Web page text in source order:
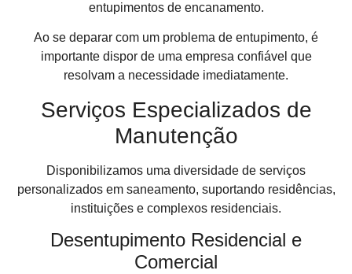
entupimentos de encanamento.
Ao se deparar com um problema de entupimento, é
importante dispor de uma empresa confiável que
resolvam a necessidade imediatamente.
Serviços Especializados de
Manutenção
Disponibilizamos uma diversidade de serviços
personalizados em saneamento, suportando residências,
instituições e complexos residenciais.
Desentupimento Residencial e
Comercial